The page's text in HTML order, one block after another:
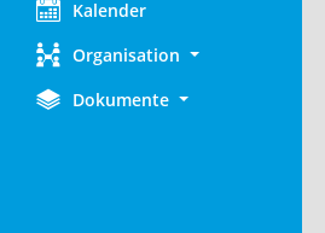
Kalender
Organisation
Dokumente